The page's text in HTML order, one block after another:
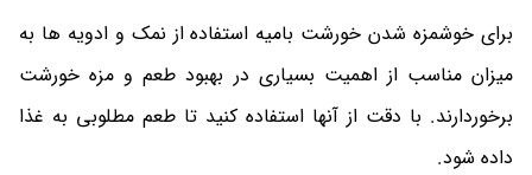
برای خوشمزه شدن خورشت بامیه استفاده از نمک و ادویه ها به
میزان مناسب از اهمیت بسیاری در بهبود طعم و مزه خورشت
برخوردارند. با دقت از آنها استفاده کنید تا طعم مطلوبی به غذا
داده شود.